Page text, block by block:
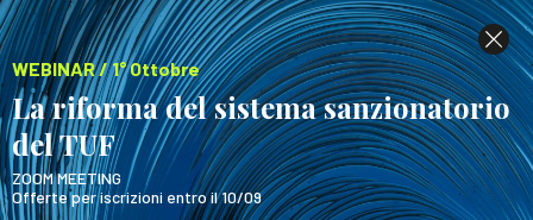
WEBINAR / 1° Ottobre
La riforma del sistema sanzionatorio
del TUF
ZOOM MEETING
Offerte per iscrizioni entro il 10/09